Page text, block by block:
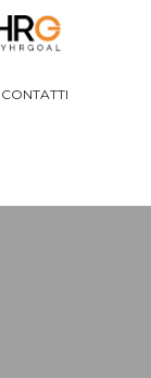
CONTATTI
CONTATTI